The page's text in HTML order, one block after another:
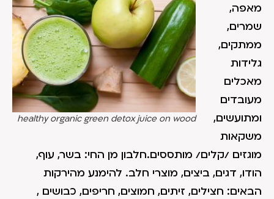
healthy organic green detox juice on wood
מאפה,
שמרים,
ממתקים,
גלידות
מאכלים
מעובדים
ומתועשים,
משקאות
מוגזים /קלים/ מותססים.חלבון מן החי: בשר, עוף,
הודו, דגים, ביצים, מוצרי חלב. להימנע מהירקות
הבאים: חצילים, זיתים, חמוצים, חריפים, כבושים ,